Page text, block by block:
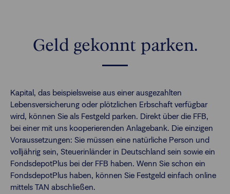
Geld gekonnt parken.
Kapital, das beispielsweise aus einer ausgezahlten
Lebensversicherung oder plötzlichen Erbschaft verfügbar
wird, können Sie als Festgeld parken. Direkt über die FFB,
bei einer mit uns kooperierenden Anlagebank. Die einzigen
Voraussetzungen: Sie müssen eine natürliche Person und
volljährig sein, Steuerinländer in Deutschland sein sowie ein
FondsdepotPlus bei der FFB haben. Wenn Sie schon ein
FondsdepotPlus haben, können Sie Festgeld einfach online
mittels TAN abschließen.